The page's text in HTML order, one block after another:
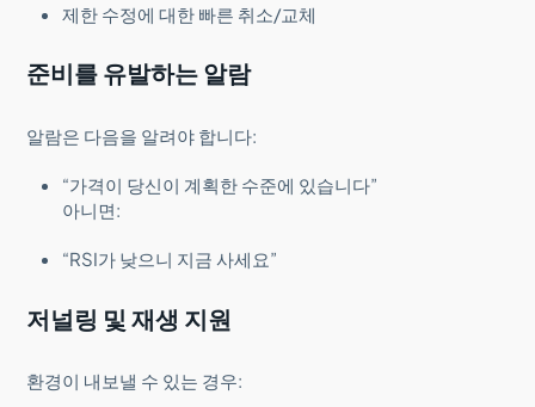
제한 수정에 대한 빠른 취소/교체
준비를 유발하는 알람
알람은 다음을 알려야 합니다:
“가격이 당신이 계획한 수준에 있습니다”
아니면:
“RSI가 낮으니 지금 사세요”
저널링 및 재생 지원
환경이 내보낼 수 있는 경우: